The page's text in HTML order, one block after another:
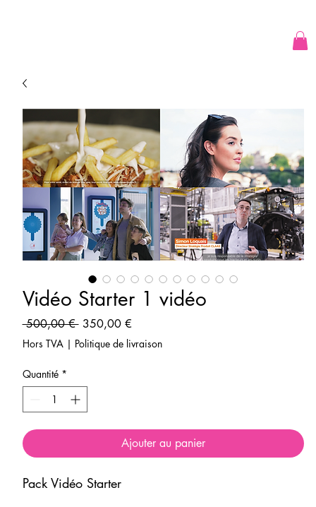
Vidéo Starter 1 vidéo
500,00 € Prix
original
350,00 €Prix
promotionnel
Hors TVA| Politique de livraison
Quantité *
Ajouter au panier
Pack Vidéo Starter